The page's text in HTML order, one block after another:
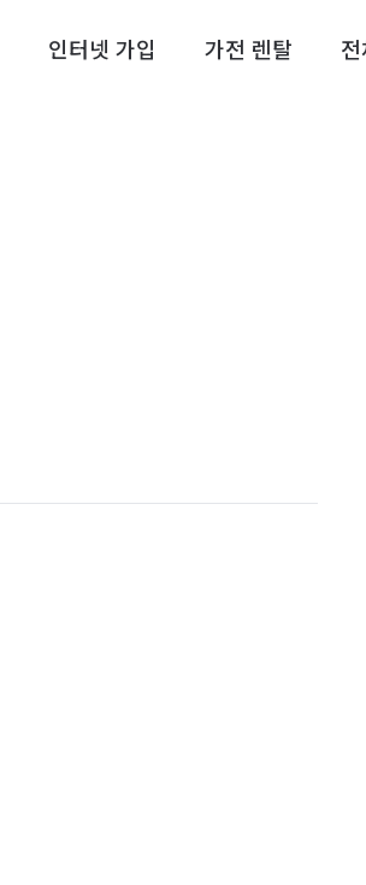
인터넷 가입 가전 렌탈